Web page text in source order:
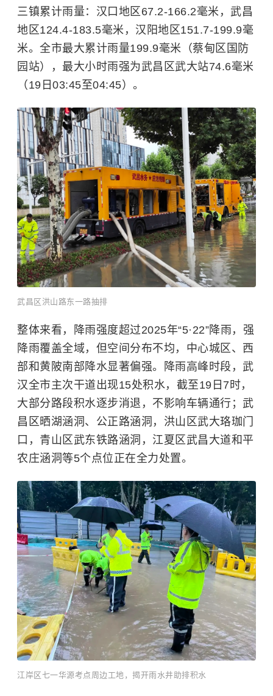
三镇累计雨量：汉口地区67.2-166.2毫米，武昌
地区124.4-183.5毫米，汉阳地区151.7-199.9毫
米。全市最大累计雨量199.9毫米（蔡甸区国防
园站），最大小时雨强为武昌区武大站74.6毫米
（19日03:45至04:45）。
武昌区洪山路东一路抽排
整体来看，降雨强度超过2025年“5·22”降雨，强
降雨覆盖全域，但空间分布不均，中心城区、西
部和黄陂南部降水显著偏强。降雨高峰时段，武
汉全市主次干道出现15处积水，截至19日7时，
大部分路段积水逐步消退，不影响车辆通行；武
昌区晒湖涵洞、公正路涵洞，洪山区武大珞珈门
口，青山区武东铁路涵洞，江夏区武昌大道和平
农庄涵洞等5个点位正在全力处置。
江岸区七一华源考点周边工地，揭开雨水井助排积水